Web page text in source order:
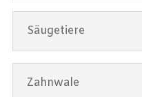
Säugetiere
Zahnwale